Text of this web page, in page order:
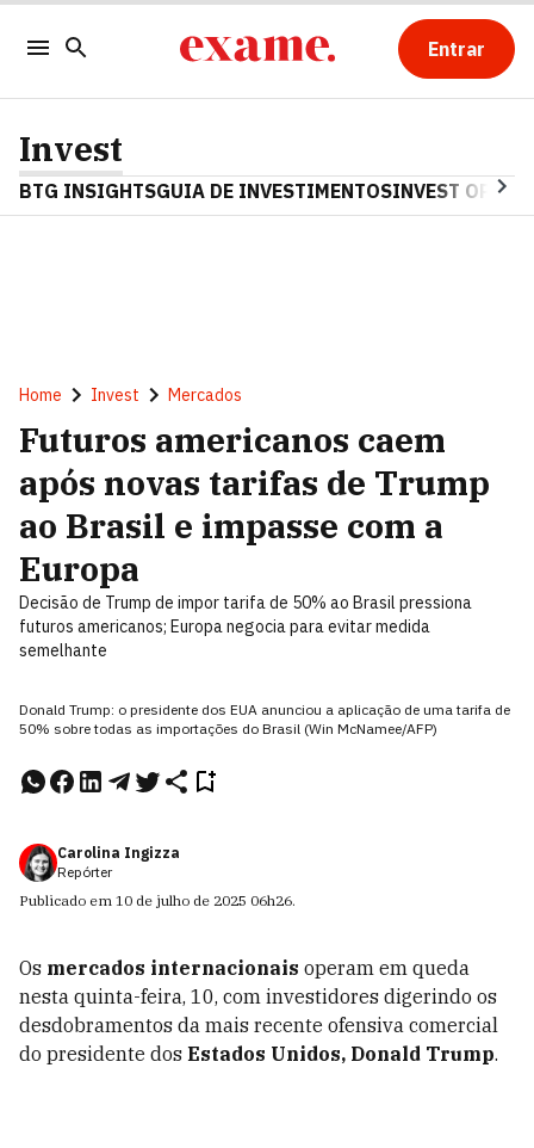
Entrar
Invest
BTG INSIGHTSGUIA DE INVESTIMENTOSINVEST OPINA
Home Invest Mercados
Futuros americanos caem
após novas tarifas de Trump
ao Brasil e impasse com a
Europa
Decisão de Trump de impor tarifa de 50% ao Brasil pressiona
futuros americanos; Europa negocia para evitar medida
semelhante
Donald Trump: o presidente dos EUA anunciou a aplicação de uma tarifa de
50% sobre todas as importações do Brasil (Win McNamee/AFP)
Carolina Ingizza
Repórter
Publicado em 10 de julho de 2025 06h26.
Os mercados internacionais operam em queda
nesta quinta-feira, 10, com investidores digerindo os
desdobramentos da mais recente ofensiva comercial
do presidente dos Estados Unidos, Donald Trump.